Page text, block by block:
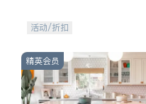
专属福利。
活动/折扣
精英会员